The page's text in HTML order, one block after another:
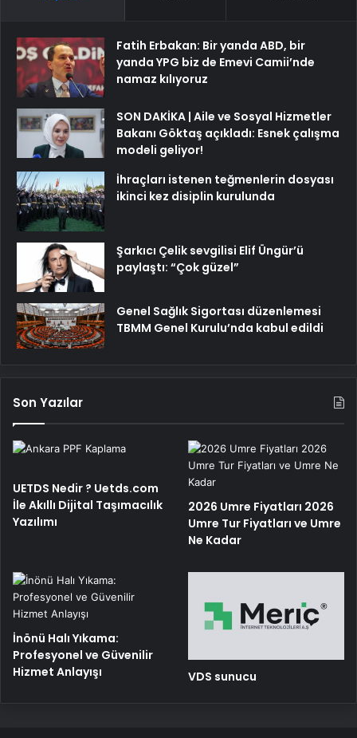
Fatih Erbakan: Bir yanda ABD, bir
yanda YPG biz de Emevi Camii’nde
namaz kılıyoruz
SON DAKİKA | Aile ve Sosyal Hizmetler
Bakanı Göktaş açıkladı: Esnek çalışma
modeli geliyor!
İhraçları istenen teğmenlerin dosyası
ikinci kez disiplin kurulunda
Şarkıcı Çelik sevgilisi Elif Üngür’ü
paylaştı: “Çok güzel”
Genel Sağlık Sigortası düzenlemesi
TBMM Genel Kurulu’nda kabul edildi
Son Yazılar
UETDS Nedir ? Uetds.com
İle Akıllı Dijital Taşımacılık
Yazılımı
2026 Umre Fiyatları 2026
Umre Tur Fiyatları ve Umre
Ne Kadar
İnönü Halı Yıkama:
Profesyonel ve Güvenilir
Hizmet Anlayışı
VDS sunucu